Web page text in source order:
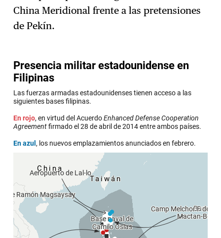
China Meridional frente a las pretensiones
de Pekín.